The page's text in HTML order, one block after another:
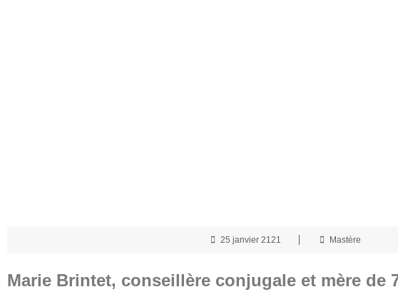
25 janvier 2121 Mastère
Marie Brintet, conseillère conjugale et mère de